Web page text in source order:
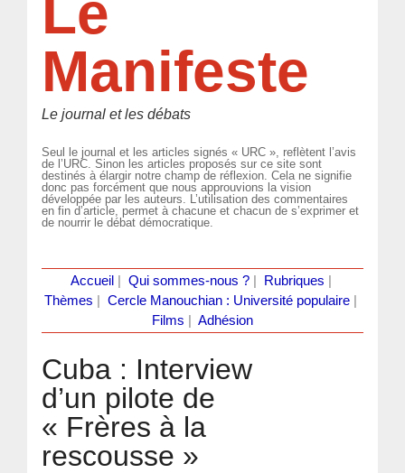
Le
Manifeste
Le journal et les débats
Seul le journal et les articles signés « URC », reflètent l’avis
de l’URC. Sinon les articles proposés sur ce site sont
destinés à élargir notre champ de réflexion. Cela ne signifie
donc pas forcément que nous approuvions la vision
développée par les auteurs. L’utilisation des commentaires
en fin d’article, permet à chacune et chacun de s’exprimer et
de nourrir le débat démocratique.
Accueil Qui sommes-nous ?| Rubriques
Thèmes
Cercle Manouchian : Université populaire
Films
Adhésion
Cuba : Interview
d’un pilote de
« Frères à la
rescousse »